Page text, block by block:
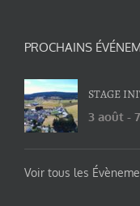
PROCHAINS
STAGE
3 août -
Voir tous les